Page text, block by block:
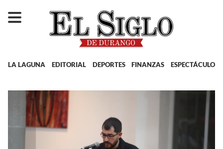
LA LAGUNA EDITORIAL DEPORTES FINANZAS ESPECTÁCULOS